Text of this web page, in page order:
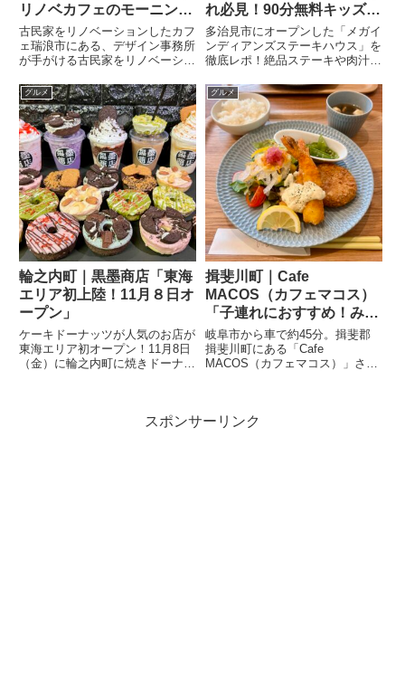
リノベカフェのモーニン
グ」
古民家をリノベーションしたカフ
ェ瑞浪市にある、デザイン事務所
が手がける古民家をリノベーショ
のような洗礼された空間になって
います。スコーンやエッグスラッ
トのモーニングモーニングは＿＿
＿✔︎トーストセット✔︎スコー...
れ必見！90分無料キッズパ
ーク」
多治見市にオープンした「メガイ
ンディアンズステーキハウス」を
徹底レポ！絶品ステーキや肉汁ハ
プ・焼き野菜が食べ放題！さらに
食事をすれば巨大キッズパークが
90分無料！子連れランチや家族
のお出かけに最適です。
グルメ
輪之内町｜黒墨商店「東海
エリア初上陸！11月８日オ
ープン」
ケーキドーナッツが人気のお店が
東海エリア初オープン！11月8日
（金）に輪之内町に焼きドーナツ
された見た目も可愛いドーナツで
グルメ
揖斐川町｜Cafe
MACOS（カフェマコス）
「子連れにおすすめ！みん
なに優しいカフェのラン
チ」
岐阜市から車で約45分。揖斐郡
揖斐川町にある「Cafe
MACOS（カフェマコス）」さん
靴を脱ぎます。店内はおしゃれな
スポンサーリンク